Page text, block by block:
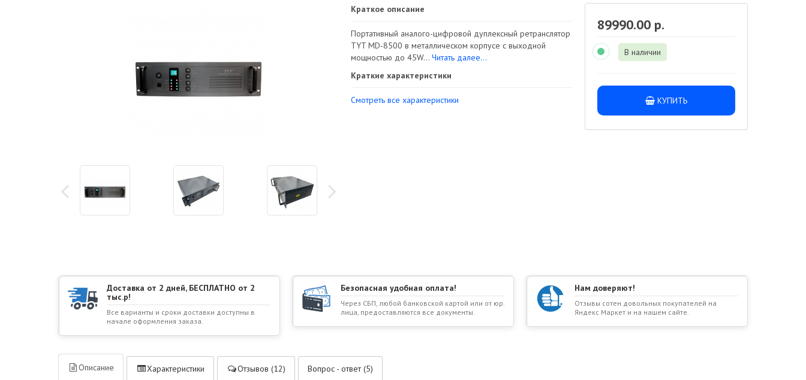
Краткое описание
Портативный аналого-цифровой дуплексный ретранслятор
TYT MD-8500 в металлическом корпусе с выходной
мощностью до 45W... Читать далее...
Краткие характеристики
Смотреть все характеристики
89990.00 р.
В наличии
КУПИТЬ
Доставка от 2 дней, БЕСПЛАТНО от 2
тыс.р!
Все варианты и сроки доставки доступны в
начале оформления заказа.
Безопасная удобная оплата!
Через СБП, любой банковской картой или от юр.
лица, предоставляются все документы.
Нам доверяют!
Отзывы сотен довольных покупателей на
Яндекс Маркет и на нашем сайте.
Описание Характеристики Отзывов (12) Вопрос - ответ (5)